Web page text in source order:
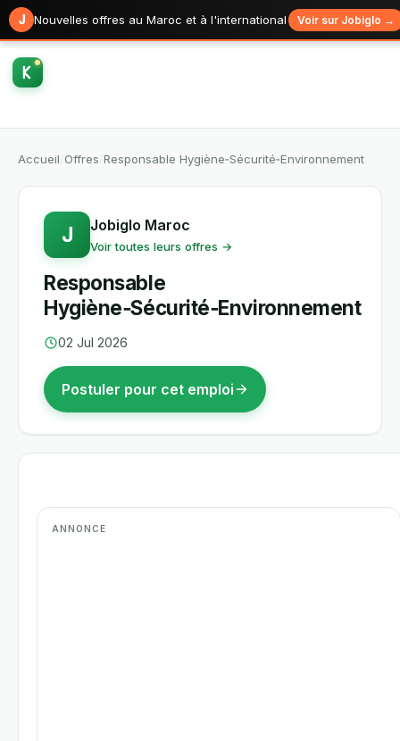
J Nouvelles offres au Maroc et à l'international Voir sur Jobiglo →
Accueil Offres Responsable Hygiène‑Sécurité‑Environnement
J Jobiglo Maroc
Voir toutes leurs offres →
Responsable
Hygiène‑Sécurité‑Environnement
02 Jul 2026
Postuler pour cet emploi